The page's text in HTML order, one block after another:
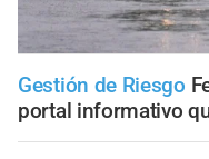
Gestión de Riesgo
portal informativo